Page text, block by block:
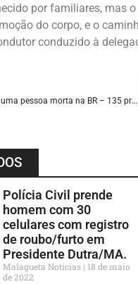
por familiares, mas
do corpo, e o
conduzido à
Acidente entre duas carretas deixa uma pessoa morta na BR – 135 próximo a Presidente Dutra/MA.
Polícia Civil prende
homem com 30
celulares com registro
de roubo/furto em
Presidente Dutra/MA.
Malagueta Notícias
18 de maio
de 2022